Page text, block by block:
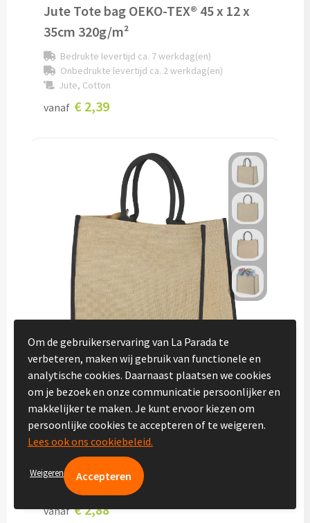
Custom made auto zonneschermen
Custom made zadelhoesjes
Geld & Bankpasjes
Portemonnees's bedrukken
Reisetui's & Reisportefeuilles bedrukken
Vakantie, Recreatie & Spellen
Zomer & Strand
Zonnebrillen bedrukken
Strandballen bedrukken
Handwaaiers bedrukken
Strandtassen bedrukken
Strandmatten bedrukken
Strandstoelen bedrukken
Parasols bedrukken
Jute Tote bag OEKO-TEX® 45 x 12 x
35cm 320g/m²
Bedrukte levertijd ca. 7 werkdag(en)
Onbedrukte levertijd ca. 2 werkdag(en)
Jute, Cotton
vanaf € 2,39
21-3609
Harry jute draagtas met gekleurde
accenten 25L
Bedrukte levertijd ca. 6 werkdag(en)
Onbedrukte levertijd ca. 2 werkdag(en)
Jute
vanaf € 2,88
Om de gebruikerservaring van La Parada te
verbeteren, maken wij gebruik van functionele en
analytische cookies. Daarnaast plaatsen we cookies
om je bezoek en onze communicatie persoonlijker en
makkelijker te maken. Je kunt ervoor kiezen om
persoonlijke cookies te accepteren of te weigeren.
Lees ook ons cookiebeleid.
Weigeren